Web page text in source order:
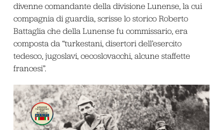
divenne comandante della divisione Lunense, la cui
compagnia di guardia, scrisse lo storico Roberto
Battaglia che della Lunense fu commissario, era
composta da “turkestani, disertori dell’esercito
tedesco, jugoslavi, cecoslovacchi, alcune staffette
francesi”.